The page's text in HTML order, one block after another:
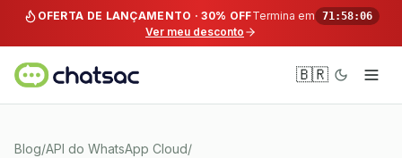
Pular para o conteúdo
OFERTA DE LANÇAMENTO · 30% OFFTermina em 71:58:06
Ver meu desconto
🇧🇷
Blog/API do WhatsApp Cloud/